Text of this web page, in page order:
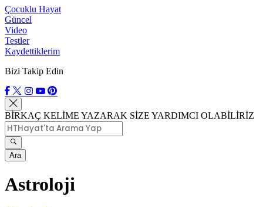
Çocuklu Hayat
Güncel
Video
Testler
Kaydettiklerim
Bizi Takip Edin
BİRKAÇ KELİME YAZARAK SİZE YARDIMCI OLABİLİRİZ
Ara
Astroloji